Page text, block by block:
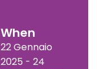
When
22 Gennaio
2025 - 24